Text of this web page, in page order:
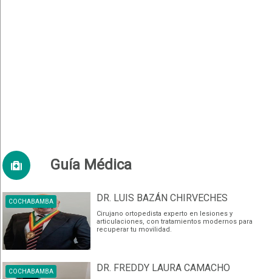
Guía Médica
COCHABAMBA DR. LUIS BAZÁN CHIRVECHES
Cirujano ortopedista experto en lesiones y
articulaciones, con tratamientos modernos para
recuperar tu movilidad.
COCHABAMBA DR. FREDDY LAURA CAMACHO